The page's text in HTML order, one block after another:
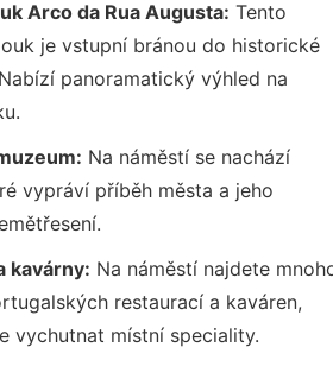
Arco da Rua Augusta: Tento
je vstupní bránou do historické
panoramatický výhled na
Na náměstí se nachází
vypráví příběh města a jeho
kavárny: Na náměstí najdete
restaurací a kaváren,
vychutnat místní speciality.